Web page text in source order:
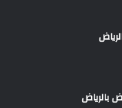
بالرياض